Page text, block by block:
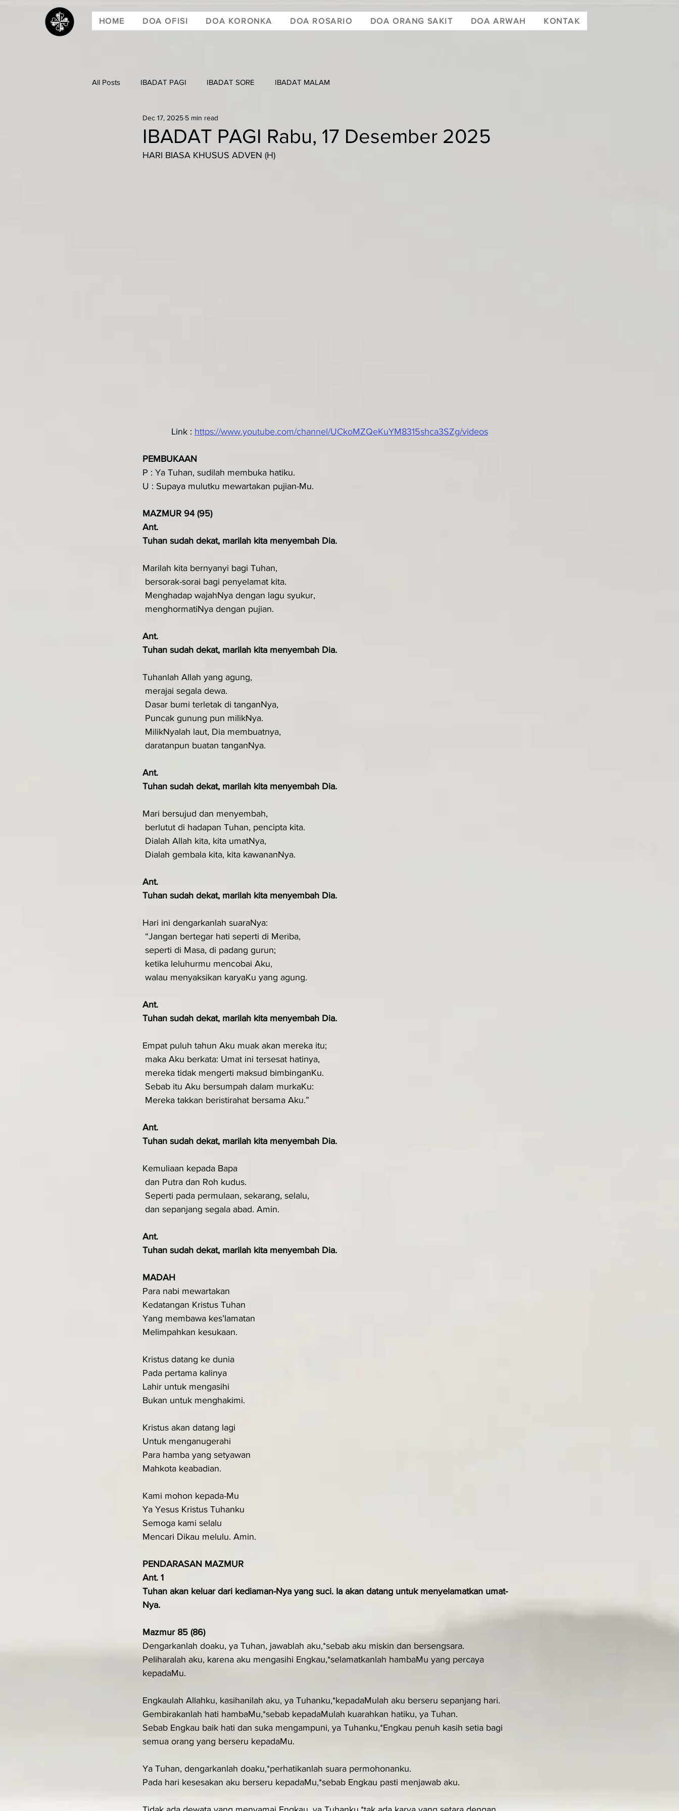
HOME DOA OFISI DOA KORONKA DOA ROSARIO DOA ORANG SAKIT DOA ARWAH KONTAK
All Posts IBADAT PAGI IBADAT SORE IBADAT MALAM
IBADAT PAGI Rabu, 17 Desember 2025
Dec 17, 2025 5 min read
HARI BIASA KHUSUS ADVEN (H)
Link : https://www.youtube.com/channel/UCkoMZQeKuYM8315shca3SZg/videos
PEMBUKAAN
P : Ya Tuhan, sudilah membuka hatiku.
U : Supaya mulutku mewartakan pujian-Mu.
MAZMUR 94 (95)
Ant.
Tuhan sudah dekat, marilah kita me­nyembah Dia.
Marilah kita bernyanyi bagi Tuhan,
bersorak-sorai bagi penyelamat kita.
Menghadap wajahNya dengan lagu syukur,
menghormatiNya dengan pujian.
Ant.
Tuhan sudah dekat, marilah kita me­nyembah Dia.
Tuhanlah Allah yang agung,
merajai segala dewa.
Dasar bumi terletak di tanganNya,
Puncak gunung pun milikNya.
MilikNyalah laut, Dia membuatnya,
daratanpun buatan tanganNya.
Ant.
Tuhan sudah dekat, marilah kita me­nyembah Dia.
Mari bersujud dan menyembah,
berlutut di hadapan Tuhan, pencipta kita.
Dialah Allah kita, kita umatNya,
Dialah gembala kita, kita kawananNya.
Ant.
Tuhan sudah dekat, marilah kita me­nyembah Dia.
Hari ini dengarkanlah suaraNya:
“Jangan bertegar hati seperti di Meriba,
seperti di Masa, di padang gurun;
ketika leluhurmu mencobai Aku,
walau menyaksikan karyaKu yang agung.
Ant.
Tuhan sudah dekat, marilah kita me­nyembah Dia.
Empat puluh tahun Aku muak akan mereka itu;
maka Aku berkata: Umat ini tersesat hatinya,
mereka tidak mengerti maksud bimbinganKu.
Sebab itu Aku bersumpah dalam murkaKu:
Mereka takkan beristirahat bersama Aku.”
Ant.
Tuhan sudah dekat, marilah kita me­nyembah Dia.
Kemuliaan kepada Bapa
dan Putra dan Roh kudus.
Seperti pada permulaan, sekarang, selalu,
dan sepanjang segala abad. Amin.
Ant.
Tuhan sudah dekat, marilah kita me­nyembah Dia.
MADAH
Para nabi mewartakan
Kedatangan Kristus Tuhan
Yang membawa kes’lamatan
Melimpahkan kesukaan.
Kristus datang ke dunia
Pada pertama kalinya
Lahir untuk mengasihi
Bukan untuk menghakimi.
Kristus akan datang lagi
Untuk menganugerahi
Para hamba yang setyawan
Mahkota keabadian.
Kami mohon kepada-Mu
Ya Yesus Kristus Tuhanku
Semoga kami selalu
Mencari Dikau melulu. Amin.
PENDARASAN MAZMUR
Ant. 1
Tuhan akan keluar dari kediaman­-Nya yang suci. Ia akan datang untuk menyelamatkan umat-
Nya.
Mazmur 85 (86)
Dengarkanlah doaku, ya Tuhan, jawablah aku,*sebab aku miskin dan bersengsara.
Peliharalah aku, karena aku mengasihi Engkau,*selamatkanlah hambaMu yang percaya
kepadaMu.
Engkaulah Allahku, kasihanilah aku, ya Tuhanku,*kepadaMulah aku berseru sepanjang hari.
Gembirakanlah hati hambaMu,*sebab kepadaMulah kuarahkan hatiku, ya Tuhan.
Sebab Engkau baik hati dan suka mengampuni, ya Tuhanku,*Engkau penuh kasih setia bagi
semua orang yang berseru kepadaMu.
Ya Tuhan, dengarkanlah doaku,*perhatikanlah suara permohonanku.
Pada hari kesesakan aku berseru kepadaMu,*sebab Engkau pasti menjawab aku.